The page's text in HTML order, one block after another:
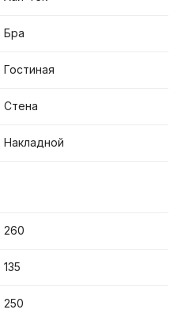
Бра
Гостиная
Стена
Накладной
260
135
250